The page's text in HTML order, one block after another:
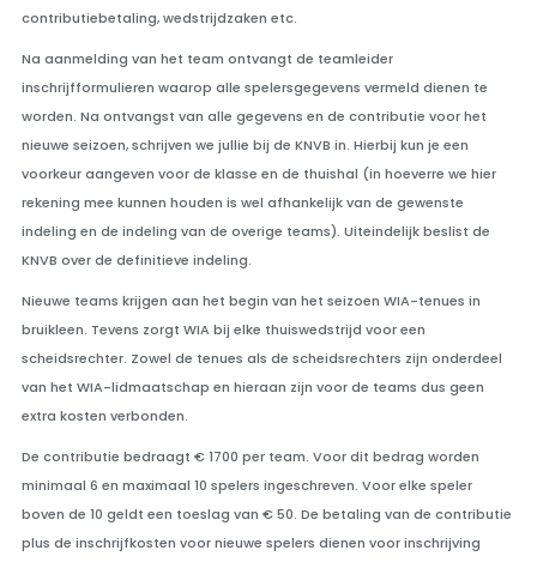
contributiebetaling, wedstrijdzaken etc.
Na aanmelding van het team ontvangt de teamleider
inschrijfformulieren waarop alle spelersgegevens vermeld dienen te
worden. Na ontvangst van alle gegevens en de contributie voor het
nieuwe seizoen, schrijven we jullie bij de KNVB in. Hierbij kun je een
voorkeur aangeven voor de klasse en de thuishal (in hoeverre we hier
rekening mee kunnen houden is wel afhankelijk van de gewenste
indeling en de indeling van de overige teams). Uiteindelijk beslist de
KNVB over de definitieve indeling.
Nieuwe teams krijgen aan het begin van het seizoen WIA-tenues in
bruikleen. Tevens zorgt WIA bij elke thuiswedstrijd voor een
scheidsrechter. Zowel de tenues als de scheidsrechters zijn onderdeel
van het WIA-lidmaatschap en hieraan zijn voor de teams dus geen
extra kosten verbonden.
De contributie bedraagt € 1700 per team. Voor dit bedrag worden
minimaal 6 en maximaal 10 spelers ingeschreven. Voor elke speler
boven de 10 geldt een toeslag van € 50. De betaling van de contributie
plus de inschrijfkosten voor nieuwe spelers dienen voor inschrijving